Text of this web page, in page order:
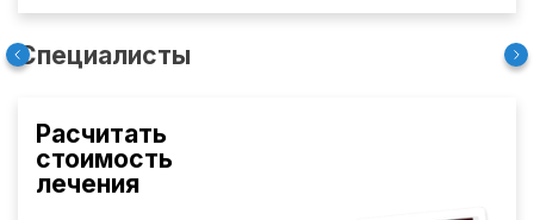
Специалисты
Расчитать
стоимость
лечения